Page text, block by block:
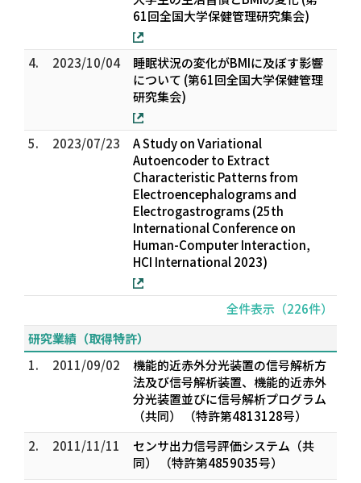
61回全国大学保健管理研究集会)
4. 2023/10/04
睡眠状況の変化がBMIに及ぼす影響
について (第61回全国大学保健管理
研究集会)
5. 2023/07/23
A Study on Variational
Autoencoder to Extract
Characteristic Patterns from
Electroencephalograms and
Electrogastrograms (25th
International Conference on
Human-Computer Interaction,
HCI International 2023)
全件表示（226件）
研究業績（取得特許）
1.
2011/09/02
機能的近赤外分光装置の信号解析方
法及び信号解析装置、機能的近赤外
分光装置並びに信号解析プログラム
（共同） （特許第4813128号）
2.
2011/11/11
センサ出力信号評価システム（共
同） （特許第4859035号）